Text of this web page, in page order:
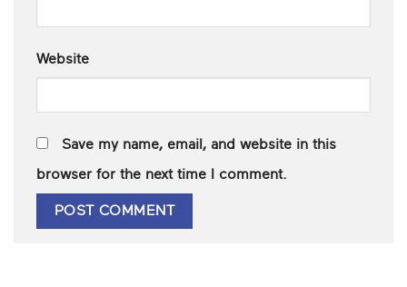
Website
Save my name, email, and website in this
browser for the next time I comment.